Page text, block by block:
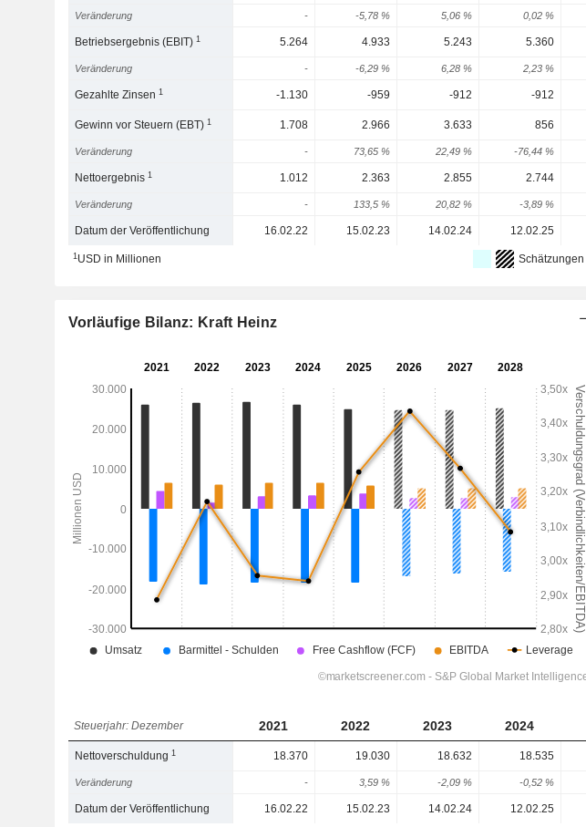
Veränderung - -5,78 % 5,06 % 0,02 %
Betriebsergebnis (EBIT)1 5.264 4.933 5.243 5.360
Veränderung - -6,29 % 6,28 % 2,23 %
Gezahlte Zinsen1 -1.130 -959 -912 -912
Gewinn vor Steuern (EBT)1 1.708 2.966 3.633 856
Veränderung - 73,65 % 22,49 % -76,44 %
Nettoergebnis1 1.012 2.363 2.855 2.744
Veränderung - 133,5 % 20,82 % -3,89 %
Datum der Veröffentlichung 16.02.22 15.02.23 14.02.24 12.02.25
1USD in Millionen Schätzungen
Vorläufige Bilanz: Kraft Heinz
Steuerjahr: Dezember 2021 2022 2023 2024
Nettoverschuldung1 18.370 19.030 18.632 18.535
Veränderung - 3,59 % -2,09 % -0,52 %
Datum der Veröffentlichung 16.02.22 15.02.23 14.02.24 12.02.25